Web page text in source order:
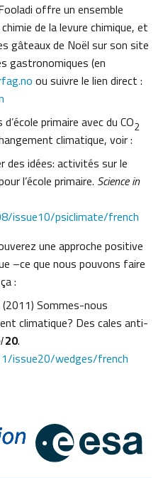
offre un ensemble
de la levure chimique, et
gâteaux de Noël sur son site
gastronomiques (en
ou suivre le lien direct :
primaire avec du CO2
climatique, voir :
des idées: activités sur le
l’école primaire. Science in
issue10/psiclimate/french
une approche positive
–ce que nous pouvons faire
:
Sommes-nous
climatique? Des cales anti-
20.
issue20/wedges/french